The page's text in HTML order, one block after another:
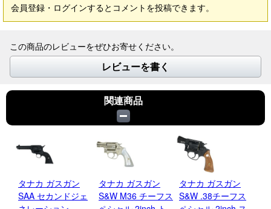
会員登録・ログインするとコメントを投稿できます。
この商品のレビューをぜひお寄せください。
レビューを書く
関連商品
タナカ ガスガン
SAA セカンドジェ
タナカ ガスガン
S&W M36 チーフス
タナカ ガスガン
S&W .38チーフス